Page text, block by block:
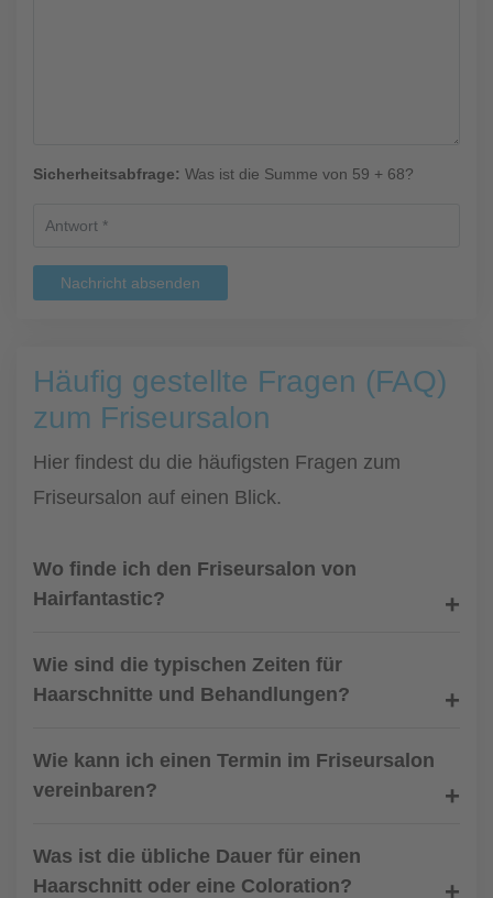
Sicherheitsabfrage: Was ist die Summe von 59 + 68?
Nachricht absenden
Häufig gestellte Fragen (FAQ)
zum Friseursalon
Hier findest du die häufigsten Fragen zum
Friseursalon auf einen Blick.
Wo finde ich den Friseursalon von
Hairfantastic?
Wie sind die typischen Zeiten für
Haarschnitte und Behandlungen?
Wie kann ich einen Termin im Friseursalon
vereinbaren?
Was ist die übliche Dauer für einen
Haarschnitt oder eine Coloration?